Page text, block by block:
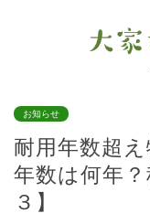
お知らせ
耐用年数超
年数は何年
３】